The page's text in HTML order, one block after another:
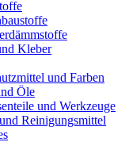
Kleber
und Farben
Öle
und Werkzeuge
Reinigungsmittel